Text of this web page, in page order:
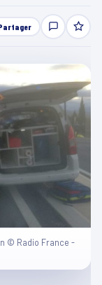
© Radio France -